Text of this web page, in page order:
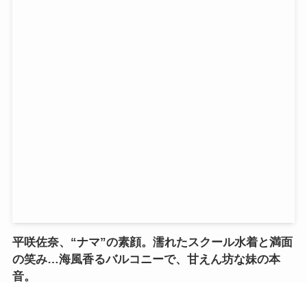
平咲佐奈、“ナマ”の素顔。濡れたスクール水着と満面
の笑み…海風香るバルコニーで、甘えん坊な妹の本
音。